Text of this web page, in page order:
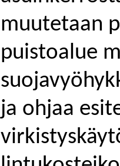
muutetaan
puistoalue
ja ohjaa